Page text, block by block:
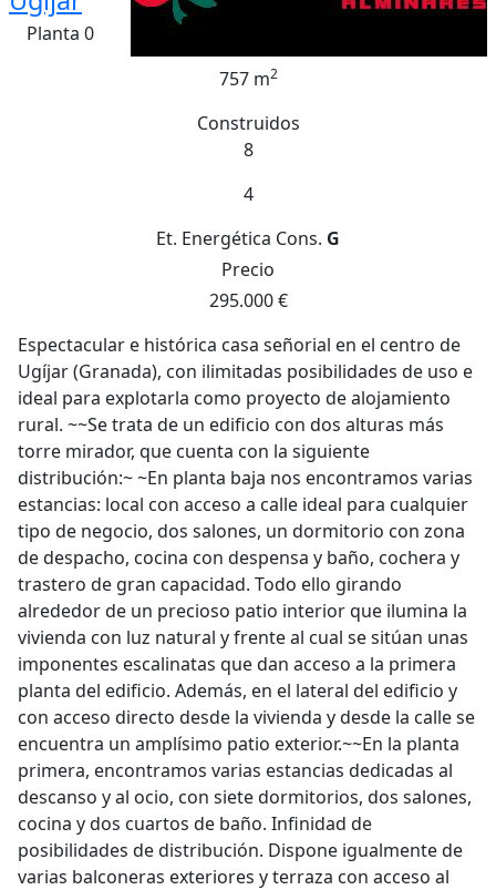
Planta 0
757 m2
Construidos
8
4
Et. Energética Cons. G
Precio
295.000 €
Espectacular e histórica casa señorial en el centro de
Ugíjar (Granada), con ilimitadas posibilidades de uso e
ideal para explotarla como proyecto de alojamiento
rural. ~~Se trata de un edificio con dos alturas más
torre mirador, que cuenta con la siguiente
distribución:~ ~En planta baja nos encontramos varias
estancias: local con acceso a calle ideal para cualquier
tipo de negocio, dos salones, un dormitorio con zona
de despacho, cocina con despensa y baño, cochera y
trastero de gran capacidad. Todo ello girando
alrededor de un precioso patio interior que ilumina la
vivienda con luz natural y frente al cual se sitúan unas
imponentes escalinatas que dan acceso a la primera
planta del edificio. Además, en el lateral del edificio y
con acceso directo desde la vivienda y desde la calle se
encuentra un amplísimo patio exterior.~~En la planta
primera, encontramos varias estancias dedicadas al
descanso y al ocio, con siete dormitorios, dos salones,
cocina y dos cuartos de baño. Infinidad de
posibilidades de distribución. Dispone igualmente de
varias balconeras exteriores y terraza con acceso al